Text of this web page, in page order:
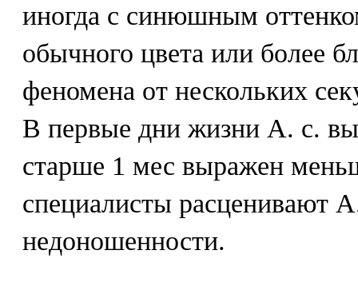
иногда с синюшным
обычного цвета или более
феномена от нескольких
В первые дни жизни А. с.
старше 1 мес выражен
специалисты расценивают
недоношенности.